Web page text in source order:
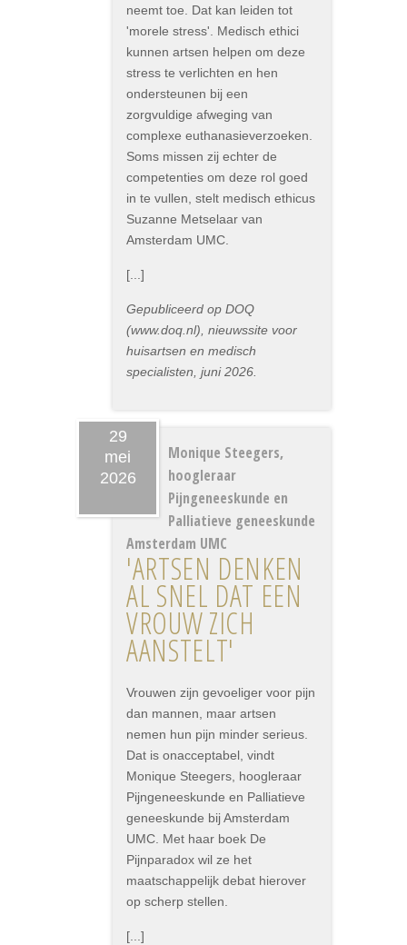
neemt toe. Dat kan leiden tot
'morele stress'. Medisch ethici
kunnen artsen helpen om deze
stress te verlichten en hen
ondersteunen bij een
zorgvuldige afweging van
complexe euthanasieverzoeken.
Soms missen zij echter de
competenties om deze rol goed
in te vullen, stelt medisch ethicus
Suzanne Metselaar van
Amsterdam UMC.
[...]
Gepubliceerd op DOQ
(www.doq.nl), nieuwssite voor
huisartsen en medisch
specialisten, juni 2026.
29
mei
2026
Monique Steegers,
hoogleraar
Pijngeneeskunde en
Palliatieve geneeskunde
Amsterdam UMC
'ARTSEN DENKEN
AL SNEL DAT EEN
VROUW ZICH
AANSTELT'
Vrouwen zijn gevoeliger voor pijn
dan mannen, maar artsen
nemen hun pijn minder serieus.
Dat is onacceptabel, vindt
Monique Steegers, hoogleraar
Pijngeneeskunde en Palliatieve
geneeskunde bij Amsterdam
UMC. Met haar boek De
Pijnparadox wil ze het
maatschappelijk debat hierover
op scherp stellen.
[...]